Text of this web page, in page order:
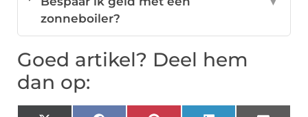
zonneboiler?
Goed artikel? Deel hem
dan op: